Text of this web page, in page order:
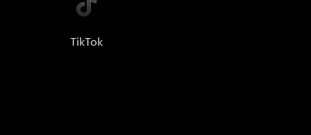
TikTok